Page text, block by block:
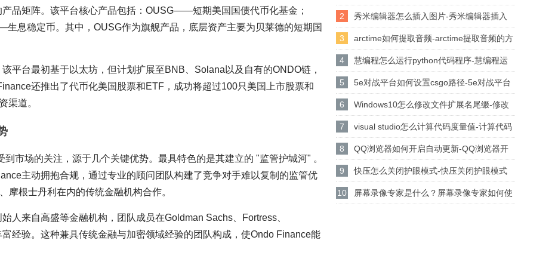
品矩阵。该平台核心产品包括：OUSG——短期美国国债代币化基金；
稳定币。其中，OUSG作为旗舰产品，底层资产主要为贝莱德的短期国
平台最初基于以太坊，但计划扩展至BNB、Solana以及自有的ONDO链，
还推出了代币化美国股票和ETF，成功将超过100只美国上市股票和
渠道。
市场的关注，源于几个关键优势。最具特色的是其建立的 "监管护城河" 。
主动拥抱合规，通过专业的顾问团队构建了竞争对手难以复制的监管优
摩根士丹利在内的传统金融机构合作。
人来自高盛等金融机构，团队成员在Goldman Sachs、Fortress、
经验。这种兼具传统金融与加密领域经验的团队构成，使Ondo Finance能
动的方法
2 秀米编辑器怎么插入图片-秀米编辑器插入
图片的方法
3 arctime如何提取音频-arctime提取音频的方
法介绍
4 慧编程怎么运行python代码程序-慧编程运
行python代码程序的方法
5 5e对战平台如何设置csgo路径-5e对战平台
设置csgo路径的方法
6 Windows10怎么修改文件扩展名尾缀-修改
文件扩展名尾缀方法
7 visual studio怎么计算代码度量值-计算代码
度量值方法
8 QQ浏览器如何开启自动更新-QQ浏览器开
启自动更新的方法
9 快压怎么关闭护眼模式-快压关闭护眼模式
的方法介绍
10 屏幕录像专家是什么？屏幕录像专家如何使